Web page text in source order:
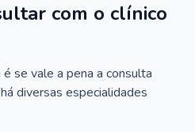
com o clínico
se vale a pena a consulta
diversas especialidades